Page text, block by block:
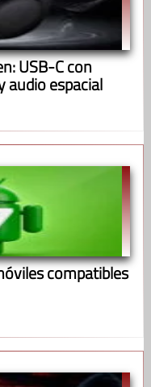
USB-C con
audio espacial
compatibles